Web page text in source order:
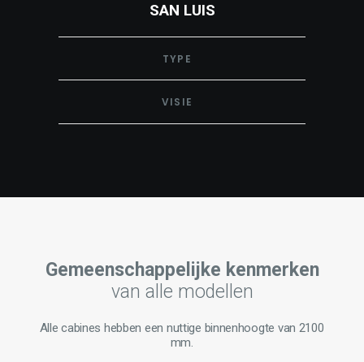
SAN LUIS
TYPE
VISIE
Gemeenschappelijke kenmerken
van alle modellen
Alle cabines hebben een nuttige binnenhoogte van 2100
mm.